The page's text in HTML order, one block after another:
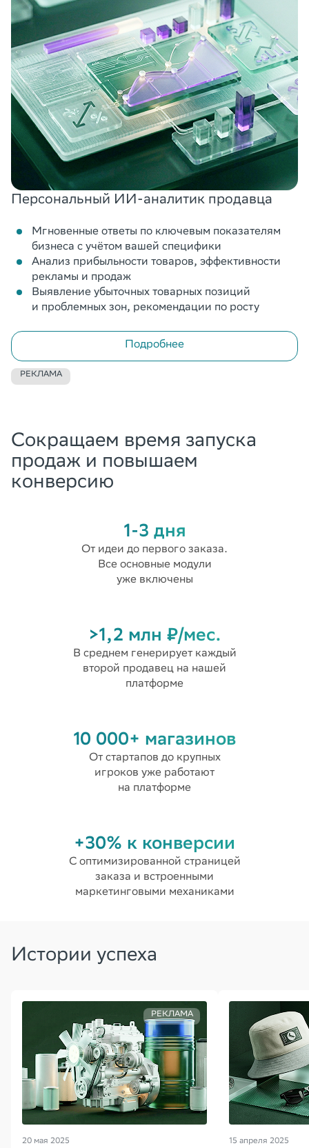
Персональный ИИ-аналитик продавца
Мгновенные ответы по ключевым показателям
бизнеса с учётом вашей специфики
Анализ прибыльности товаров, эффективности
рекламы и продаж
Выявление убыточных товарных позиций
и проблемных зон, рекомендации по росту
Подробнее
РЕКЛАМА
Сокращаем время запуска
продаж и повышаем
конверсию
1-3 дня
От идеи до первого заказа.
Все основные модули
уже включены
>1,2 млн ₽/мес.
В среднем генерирует каждый
второй продавец на нашей
платформе
10 000+ магазинов
От стартапов до крупных
игроков уже работают
на платформе
+30% к конверсии
С оптимизированной страницей
заказа и встроенными
маркетинговыми механиками
Истории успеха
РЕКЛАМА
20 мая 2025 15 апреля 2025